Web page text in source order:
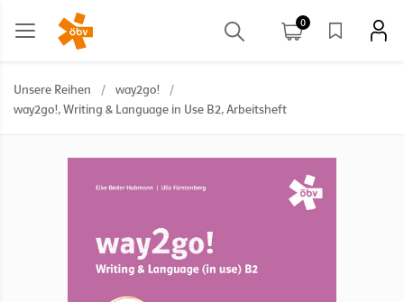
0
Unsere Reihen / way2go!
/
way2go!, Writing & Language in Use B2, Arbeitsheft